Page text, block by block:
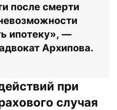
после смерти
ипотеку», —
Архипова.
при
случая